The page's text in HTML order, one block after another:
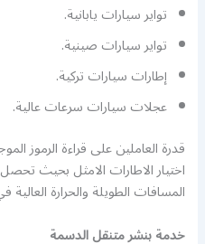
تواير سيارات يابانية.
تواير سيارات صينية.
إطارات سيارات تركية.
عجلات سيارات سرعات عالية.
قدرة العاملين على قراءة الرموز
اختيار الاطارات الامثل بحيث
المسافات الطويلة والحرارة
خدمة بنشر متنقل الدسمة